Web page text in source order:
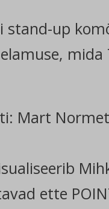
stand-up
Mart
ette